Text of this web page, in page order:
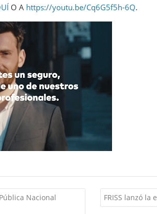
O A https://youtu.be/Cq6G5f5h-6Q.
Nacional
FRISS lanzó la